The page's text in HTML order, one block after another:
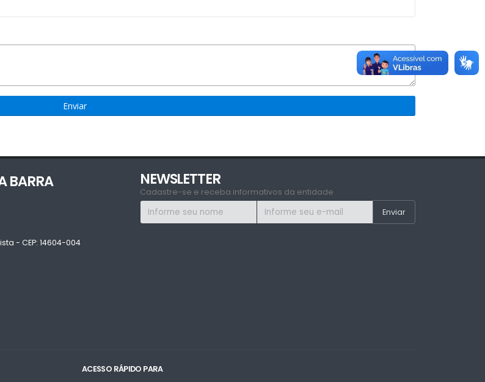
Enviar
BARRA
- CEP: 14604-004
NEWSLETTER
Cadastre-se e receba informativos da entidade
ACESSO RÁPIDO PARA